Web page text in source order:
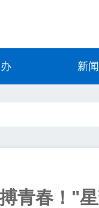
新
青春！"